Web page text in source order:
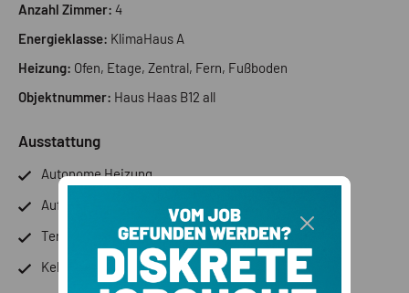
Anzahl Zimmer: 4
Energieklasse: KlimaHaus A
Heizung: Ofen, Etage, Zentral, Fern, Fußboden
Objektnummer: Haus Haas B12 all
Ausstattung
Autonome Heizung
Aufzug
Terrasse
Keller